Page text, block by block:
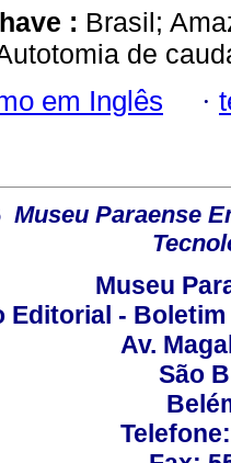
: Brasil;
de
em Inglês ·
Museu Paraense
Museu
Editorial -
Av.
São